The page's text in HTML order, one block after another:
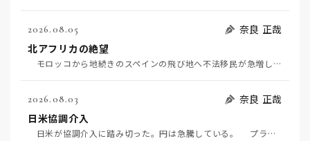
2026.08.05
奈良 正哉
北アフリカの絶望
モロッコから地続きのスペインの飛び地へ不法移民が急増していて、当地の大問題となっている。「海を泳い…
2026.08.03
奈良 正哉
日米協調介入
日米が協調介入に踏み切った。円は急騰している。 プラザ合意以降、協調介入は為替相場の転機になって…